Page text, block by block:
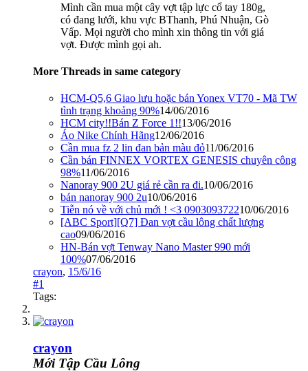
Mình cần mua một cây vợt tập lực cổ tay 180g,
có đang lưới, khu vực BThanh, Phú Nhuận, Gò
Vấp. Mọi người cho mình xin thông tin với giá
vợt. Được mình gọi ah.
More Threads in same category
HCM-Q5,6 Giao lưu hoặc bán Yonex VT70 - Mã TW
tình trạng khoảng 90%14/06/2016
HCM city!!Bán Z Force 1!!13/06/2016
Áo Nike Chính Hãng12/06/2016
Cần mua fz 2 lin đan bản màu đỏ11/06/2016
Cần bán FINNEX VORTEX GENESIS chuyên công
98%11/06/2016
Nanoray 900 2U giá rẻ cần ra đi.10/06/2016
bán nanoray 900 2u10/06/2016
Tiễn nó về với chủ mới ! <3 090309372210/06/2016
[ABC Sport][Q7] Đan vợt cầu lông chất lượng
cao09/06/2016
HN-Bán vợt Tenway Nano Master 990 mới
100%07/06/2016
crayon, 15/6/16
#1
Tags:
crayon
Mới Tập Cầu Lông